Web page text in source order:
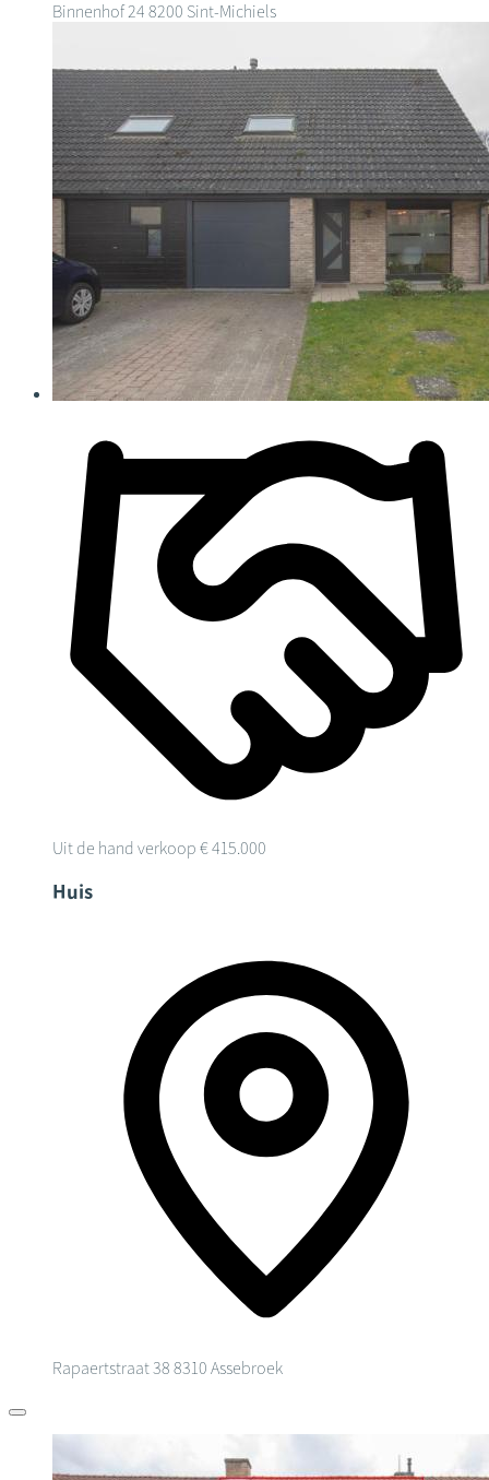
Binnenhof 24 8200 Sint-Michiels
Uit de hand verkoop € 415.000
Huis
Rapaertstraat 38 8310 Assebroek